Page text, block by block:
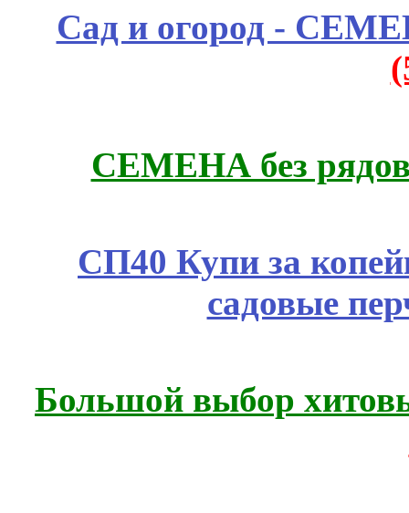
Сад и огород -
СЕМЕНА без
СП40 Купи за
садовые
Большой выбор